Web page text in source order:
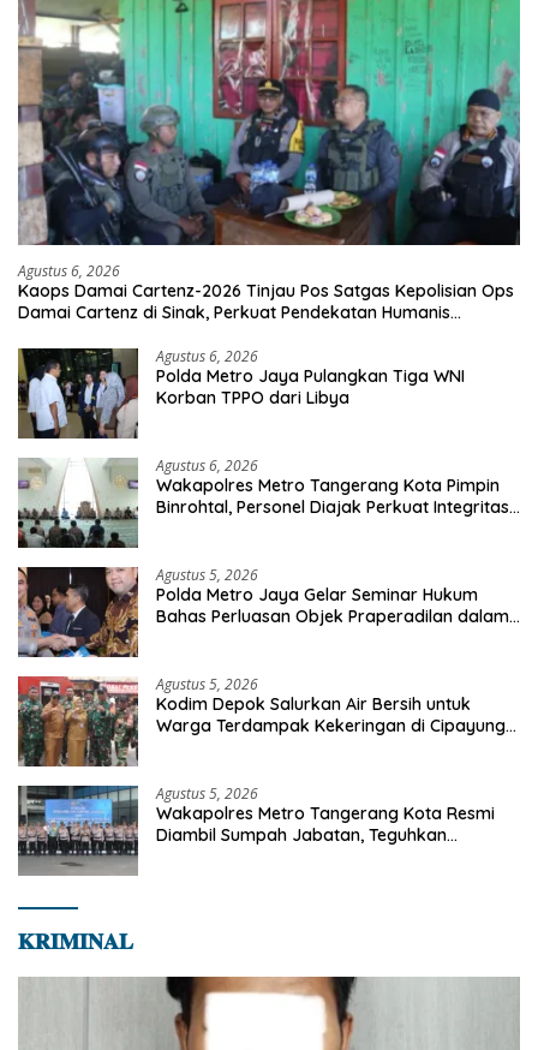
Agustus 6, 2026
Kaops Damai Cartenz-2026 Tinjau Pos Satgas Kepolisian Ops
Damai Cartenz di Sinak, Perkuat Pendekatan Humanis
Agustus 6, 2026
Polda Metro Jaya Pulangkan Tiga WNI
Korban TPPO dari Libya
Agustus 6, 2026
Wakapolres Metro Tangerang Kota Pimpin
Binrohtal, Personel Diajak Perkuat Integritas
Agustus 5, 2026
Polda Metro Jaya Gelar Seminar Hukum
Bahas Perluasan Objek Praperadilan dalam
Agustus 5, 2026
Kodim Depok Salurkan Air Bersih untuk
Warga Terdampak Kekeringan di Cipayung
Agustus 5, 2026
Wakapolres Metro Tangerang Kota Resmi
Diambil Sumpah Jabatan, Teguhkan
𝐊𝐑𝐈𝐌𝐈𝐍𝐀𝐋